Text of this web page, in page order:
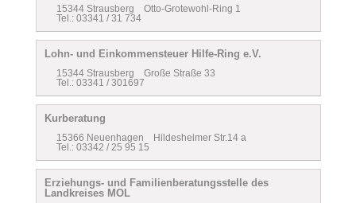
15344 Strausberg Otto-Grotewohl-Ring 1
Tel.: 03341 / 31 734
Lohn- und Einkommensteuer Hilfe-Ring e.V.
15344 Strausberg Große Straße 33
Tel.: 03341 / 301697
Kurberatung
15366 Neuenhagen Hildesheimer Str.14 a
Tel.: 03342 / 25 95 15
Erziehungs- und Familienberatungsstelle des
Landkreises MOL